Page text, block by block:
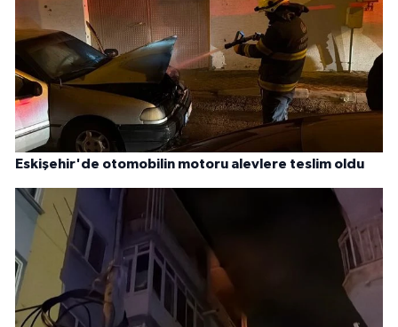
Eskişehir'de otomobilin motoru alevlere teslim oldu